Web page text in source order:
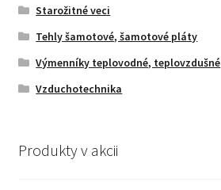
Starožitné veci
Tehly šamotové, šamotové pláty
Výmenníky teplovodné, teplovzdušné
Vzduchotechnika
Produkty v akcii